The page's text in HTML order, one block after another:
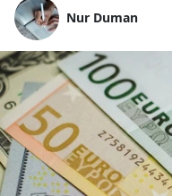
Nur Duman